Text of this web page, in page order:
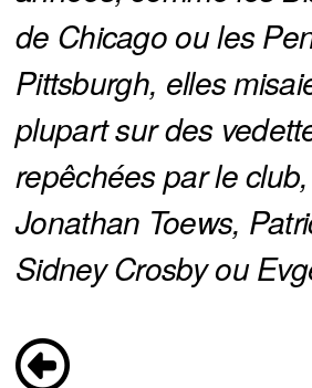
de Chicago ou les
Pittsburgh, elles
plupart sur des
repêchées par le
Jonathan Toews,
Sidney Crosby ou